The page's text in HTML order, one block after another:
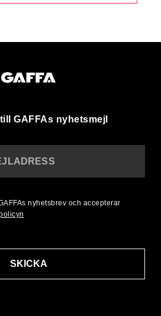
GAFFAs nyhetsmejl
SKICKA
nyhetsbrev och accepterar